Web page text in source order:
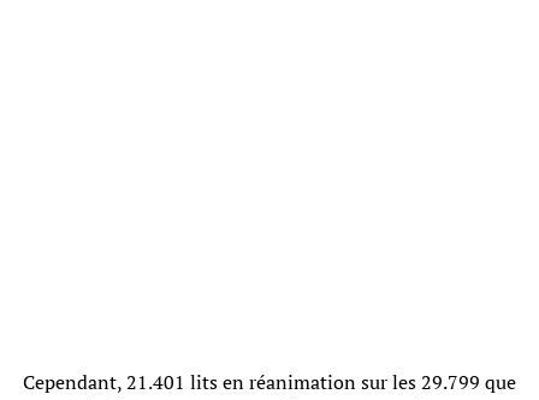
Cependant, 21.401 lits en réanimation sur les 29.799 que